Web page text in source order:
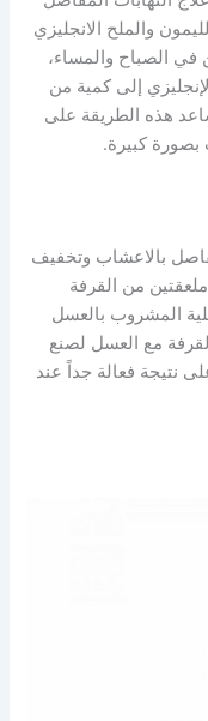
والملح الانجليزي
في الصباح والمساء،
الملح الإنجليزي إلى كمية من
هذه الطريقة على
بصورة كبيرة.
بالاعشاب وتخفيف
ملعقتين من القرفة
المشروب بالعسل
مع العسل لصنع
نتيجة فعالة جداً عند